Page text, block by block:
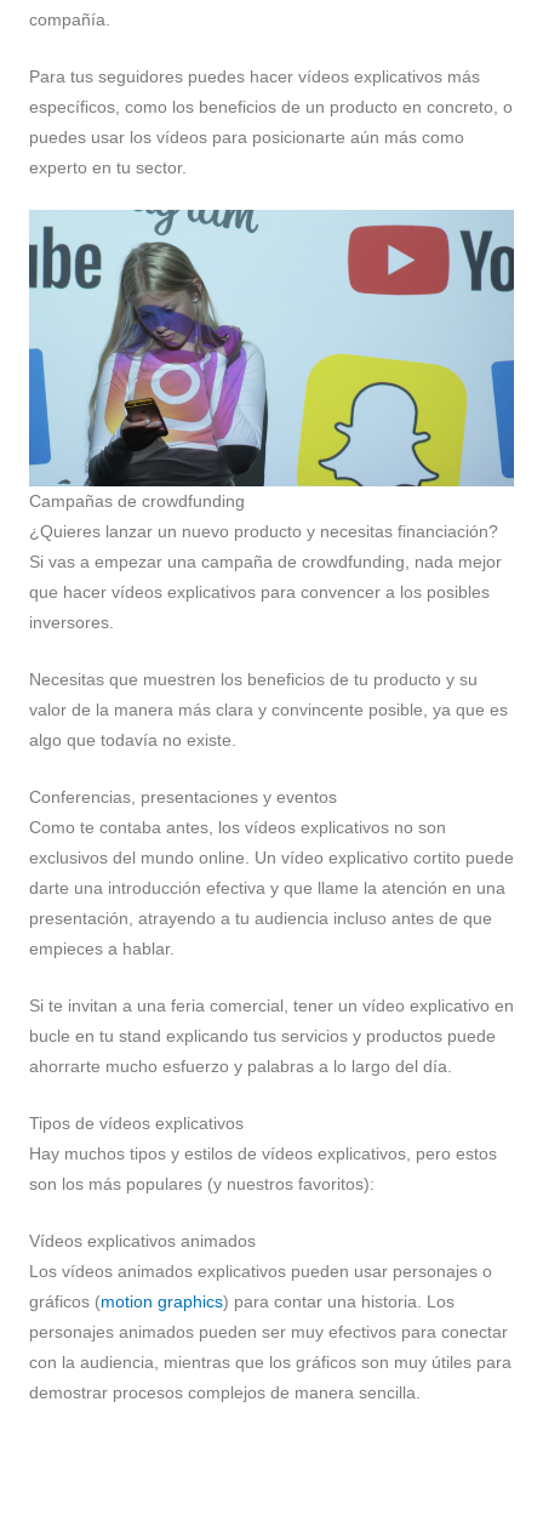
compañía.
Para tus seguidores puedes hacer vídeos explicativos más
específicos, como los beneficios de un producto en concreto, o
puedes usar los vídeos para posicionarte aún más como
experto en tu sector.
Campañas de crowdfunding
¿Quieres lanzar un nuevo producto y necesitas financiación?
Si vas a empezar una campaña de crowdfunding, nada mejor
que hacer vídeos explicativos para convencer a los posibles
inversores.
Necesitas que muestren los beneficios de tu producto y su
valor de la manera más clara y convincente posible, ya que es
algo que todavía no existe.
Conferencias, presentaciones y eventos
Como te contaba antes, los vídeos explicativos no son
exclusivos del mundo online. Un vídeo explicativo cortito puede
darte una introducción efectiva y que llame la atención en una
presentación, atrayendo a tu audiencia incluso antes de que
empieces a hablar.
Si te invitan a una feria comercial, tener un vídeo explicativo en
bucle en tu stand explicando tus servicios y productos puede
ahorrarte mucho esfuerzo y palabras a lo largo del día.
Tipos de vídeos explicativos
Hay muchos tipos y estilos de vídeos explicativos, pero estos
son los más populares (y nuestros favoritos):
Vídeos explicativos animados
Los vídeos animados explicativos pueden usar personajes o
gráficos (motion graphics) para contar una historia. Los
personajes animados pueden ser muy efectivos para conectar
con la audiencia, mientras que los gráficos son muy útiles para
demostrar procesos complejos de manera sencilla.